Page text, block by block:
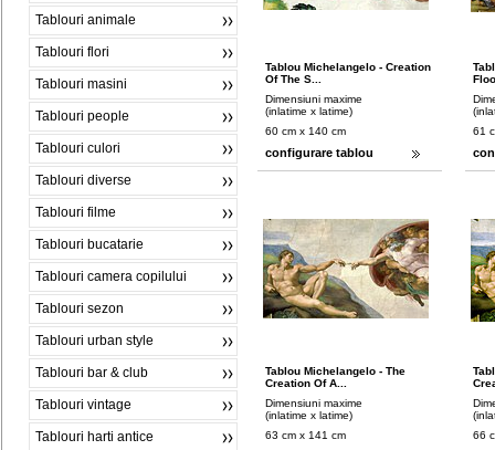
Tablouri animale
Tablouri flori
Tablouri masini
Tablouri people
Tablouri culori
Tablouri diverse
Tablouri filme
Tablouri bucatarie
Tablouri camera copilului
Tablouri sezon
Tablouri urban style
Tablouri bar & club
Tablouri vintage
Tablouri harti antice
Tablou Michelangelo - Creation
Of The S...
Dimensiuni maxime
(inlatime x latime)
60 cm x 140 cm
configurare tablou
61
Tablou Michelangelo - The
Creation Of A...
Dimensiuni maxime
(inlatime x latime)
63 cm x 141 cm
66